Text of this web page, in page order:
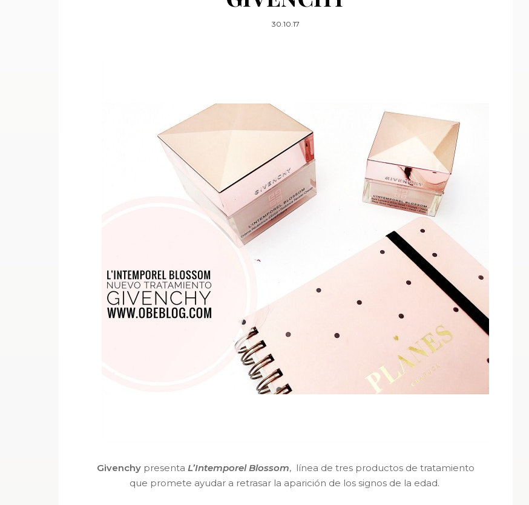
30.10.17
Givenchy presenta L’Intemporel Blossom, línea de tres productos de tratamiento
que promete ayudar a retrasar la aparición de los signos de la edad.